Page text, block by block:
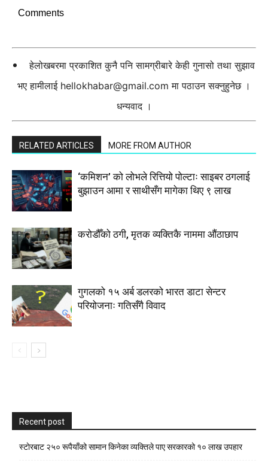
Comments
हेलोखबरमा प्रकाशित कुनै पनि सामग्रीबारे केही गुनासो तथा सुझाव
भए हामीलाई hellokhabar@gmail.com मा पठाउन सक्नुहुनेछ ।
धन्यवाद ।
RELATED ARTICLES MORE FROM AUTHOR
‘कमिशन’ को लोभले रित्तियो पोल्टाः साइबर ठगलाई
बुझाउन आमा र साथीसँग मागेका थिए ९ लाख
करोडौँको ठगी, मृतक व्यक्तिकै नाममा औंठाछाप
गुगलको १५ अर्ब डलरको भारत डाटा सेन्टर
परियोजनाः गतिसँगै विवाद
Recent post
स्टाेरबाट २५० रूपैयाँको सामान किनेका व्यक्तिले पाए सरकारको १० लाख उपहार